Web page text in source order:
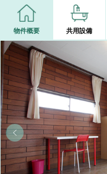
物件概要 共用設備